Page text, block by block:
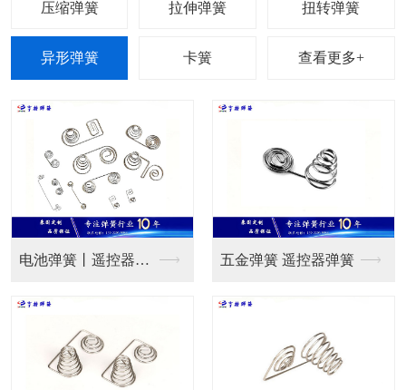
查看更多+
电池弹簧丨遥控器弹簧 五金弹簧 遥控器弹簧 弹簧卡圈